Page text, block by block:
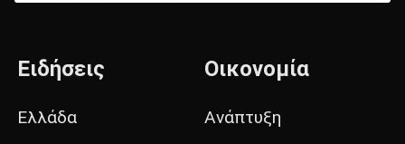
Ειδήσεις
Ελλάδα
Οικονομία
Ανάπτυξη